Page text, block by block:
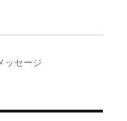
ッセージ